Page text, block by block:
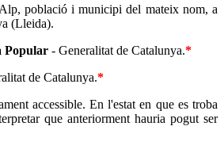
població i municipi del mateix nom, a
(Lleida).
Popular - Generalitat de Catalunya.*
de Catalunya.*
accessible. En l'estat en que es troba
que anteriorment hauria pogut ser